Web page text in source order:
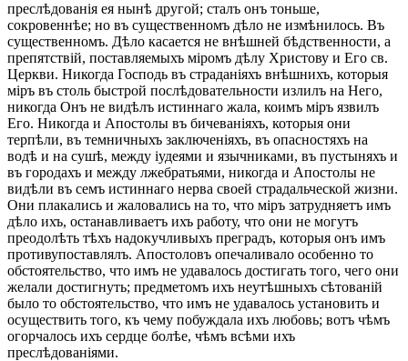
преслѣдованія ея нынѣ другой; сталъ онъ тоньше,
сокровеннѣе; но въ существенномъ дѣло не измѣнилось. Въ
существенномъ. Дѣло касается не внѣшней бѣдственности, а
препятствій, поставляемыхъ міромъ дѣлу Христову и Его св.
Церкви. Никогда Господь въ страданіяхъ внѣшнихъ, которыя
міръ въ столь быстрой послѣдовательности излилъ на Него,
никогда Онъ не видѣлъ истиннаго жала, коимъ міръ язвилъ
Его. Никогда и Апостолы въ бичеваніяхъ, которыя они
терпѣли, въ темничныхъ заключеніяхъ, въ опасностяхъ на
водѣ и на сушѣ, между іудеями и язычниками, въ пустыняхъ и
въ городахъ и между лжебратьями, никогда и Апостолы не
видѣли въ семъ истиннаго нерва своей страдальческой жизни.
Они плакались и жаловались на то, что міръ затрудняетъ имъ
дѣло ихъ, останавливаетъ ихъ работу, что они не могутъ
преодолѣть тѣхъ надокучливыхъ преградъ, которыя онъ имъ
противупоставлялъ. Апостоловъ опечаливало особенно то
обстоятельство, что имъ не удавалось достигать того, чего они
желали достигнуть; предметомъ ихъ неутѣшныхъ сѣтованій
было то обстоятельство, что имъ не удавалось установить и
осуществить того, къ чему побуждала ихъ любовь; вотъ чѣмъ
огорчалось ихъ сердце болѣе, чѣмъ всѣми ихъ
преслѣдованіями.